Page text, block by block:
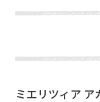
ミエリツィア ア